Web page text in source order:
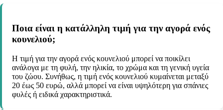
Ποια είναι η κατάλληλη τιμή για την αγορά ενός
κουνελιού;
Η τιμή για την αγορά ενός κουνελιού μπορεί να ποικίλει
ανάλογα με τη φυλή, την ηλικία, το χρώμα και τη γενική υγεία
του ζώου. Συνήθως, η τιμή ενός κουνελιού κυμαίνεται μεταξύ
20 έως 50 ευρώ, αλλά μπορεί να είναι υψηλότερη για σπάνιες
φυλές ή ειδικά χαρακτηριστικά.